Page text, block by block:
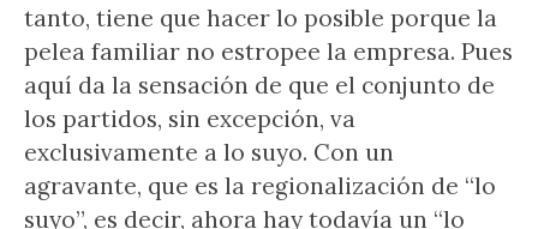
tanto, tiene que hacer lo posible porque la
pelea familiar no estropee la empresa. Pues
aquí da la sensación de que el conjunto de
los partidos, sin excepción, va
exclusivamente a lo suyo. Con un
agravante, que es la regionalización de “lo
suyo”, es decir, ahora hay todavía un “lo